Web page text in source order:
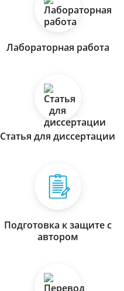
Лабораторная работа
Статья для диссертации
Подготовка к защите с
автором